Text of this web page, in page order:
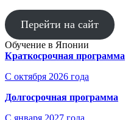
Перейти на сайт
Обучение в Японии
Краткосрочная программа
С октября 2026 года
Долгосрочная программа
С января 2027 года